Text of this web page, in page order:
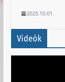
2025.10.01.
Videók